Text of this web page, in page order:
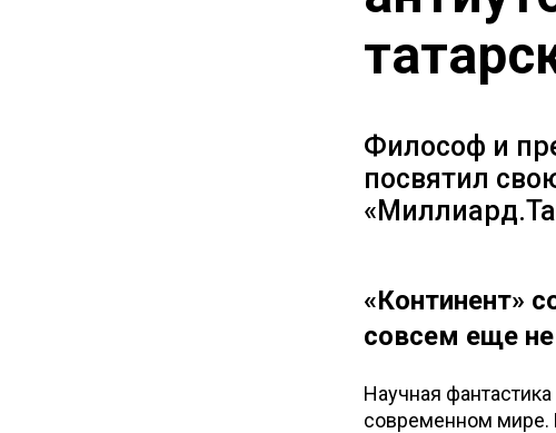
Философ и
посвятил
«Континент»
совсем еще
Научная
современном мире.